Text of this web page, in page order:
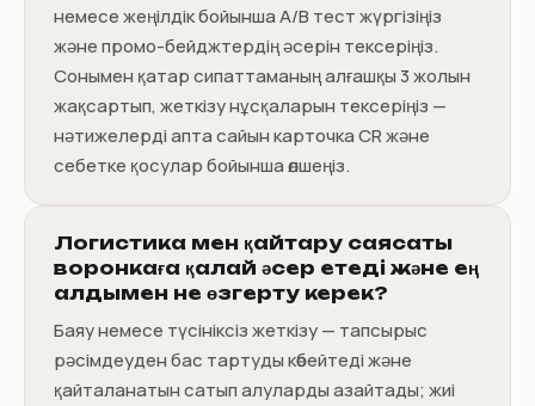
немесе жеңілдік бойынша A/B тест жүргізіңіз
және промо-бейджтердің әсерін тексеріңіз.
Сонымен қатар сипаттаманың алғашқы 3 жолын
жақсартып, жеткізу нұсқаларын тексеріңіз —
нәтижелерді апта сайын карточка CR және
себетке қосулар бойынша өлшеңіз.
Логистика мен қайтару саясаты
воронкаға қалай әсер етеді және ең
алдымен не өзгерту керек?
Баяу немесе түсініксіз жеткізу — тапсырыс
рәсімдеуден бас тартуды көбейтеді және
қайталанатын сатып алуларды азайтады; жиі